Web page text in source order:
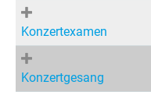
Konzertexamen
Konzertgesang